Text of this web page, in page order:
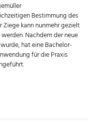
Bestimmung des
kann nunmehr gezielt
Nachdem der neue
hat eine Bachelor­
für die Praxis